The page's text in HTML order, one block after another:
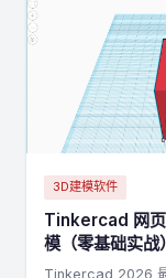
3D建模软件
Tinkercad 网
模（零基础实战）
Tinkercad 2026